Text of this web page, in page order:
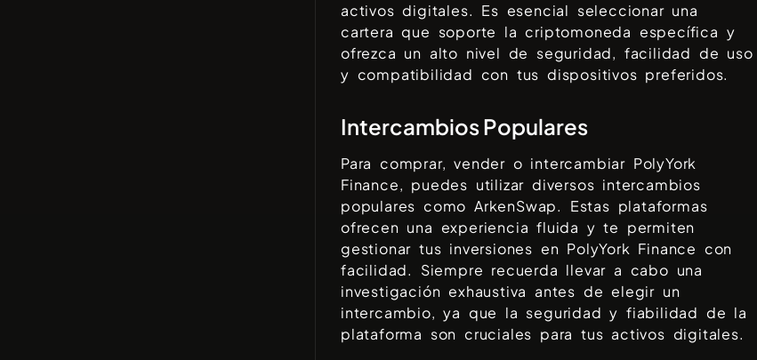
activos digitales. Es esencial seleccionar una
cartera que soporte la criptomoneda específica y
ofrezca un alto nivel de seguridad, facilidad de uso
y compatibilidad con tus dispositivos preferidos.
Intercambios Populares
Para comprar, vender o intercambiar PolyYork
Finance, puedes utilizar diversos intercambios
populares comoArkenSwap. Estas plataformas
ofrecen una experiencia fluida y te permiten
gestionar tus inversiones en PolyYork Finance con
facilidad. Siempre recuerda llevar a cabo una
investigación exhaustiva antes de elegir un
intercambio, ya que la seguridad y fiabilidad de la
plataforma son cruciales para tus activos digitales.